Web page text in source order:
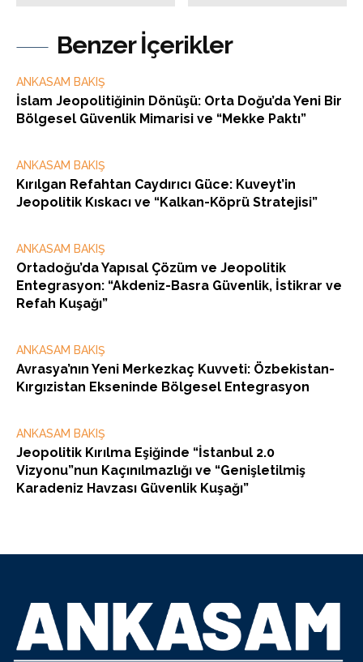
Benzer İçerikler
ANKASAM BAKIŞ
İslam Jeopolitiğinin Dönüşü: Orta Doğu’da Yeni Bir
Bölgesel Güvenlik Mimarisi ve “Mekke Paktı”
ANKASAM BAKIŞ
Kırılgan Refahtan Caydırıcı Güce: Kuveyt’in
Jeopolitik Kıskacı ve “Kalkan-Köprü Stratejisi”
ANKASAM BAKIŞ
Ortadoğu’da Yapısal Çözüm ve Jeopolitik
Entegrasyon: “Akdeniz-Basra Güvenlik, İstikrar ve
Refah Kuşağı”
ANKASAM BAKIŞ
Avrasya’nın Yeni Merkezkaç Kuvveti: Özbekistan-
Kırgızistan Ekseninde Bölgesel Entegrasyon
ANKASAM BAKIŞ
Jeopolitik Kırılma Eşiğinde “İstanbul 2.0
Vizyonu”nun Kaçınılmazlığı ve “Genişletilmiş
Karadeniz Havzası Güvenlik Kuşağı”